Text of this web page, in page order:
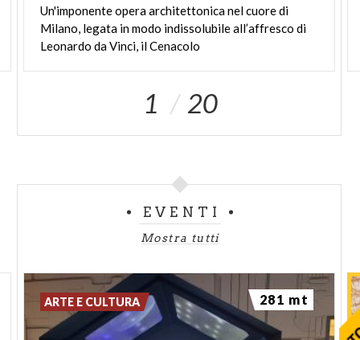
Un'imponente opera architettonica nel cuore di
Milano, legata in modo indissolubile all’affresco di
Leonardo da Vinci, il Cenacolo
1 20
EVENTI
Mostra tutti
ARTE E CULTURA 281 mt